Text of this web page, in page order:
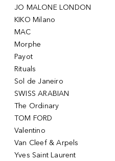
JO MALONE LONDON
KIKO Milano
MAC
Morphe
Payot
Rituals
Sol de Janeiro
SWISS ARABIAN
The Ordinary
TOM FORD
Valentino
Van Cleef & Arpels
Yves Saint Laurent